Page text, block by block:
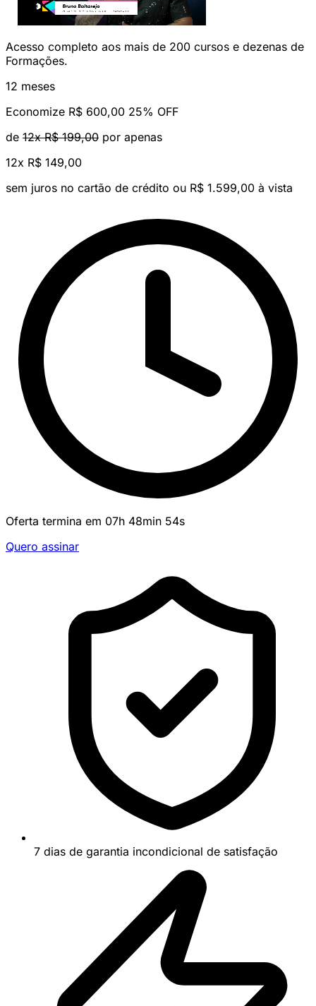
Acesso completo aos mais de 200 cursos e dezenas de
Formações.
12 meses
Economize R$ 600,00 25% OFF
de 12x R$ 199,00 por apenas
12x R$ 149,00
sem juros no cartão de crédito ou R$ 1.599,00 à vista
Oferta termina em 07h 48min 54s
Quero assinar
7 dias de garantia incondicional de satisfação